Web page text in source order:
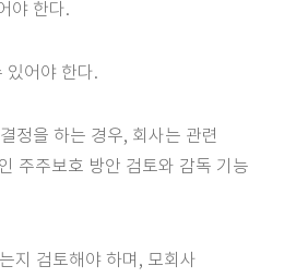
야 한다.
있어야 한다.
정을 하는 경우, 회사는 관련
주주보호 방안 검토와 감독 기능
지 검토해야 하며, 모회사